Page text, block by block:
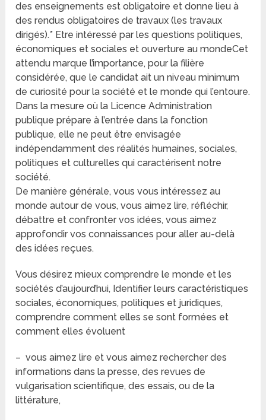
des enseignements est obligatoire et donne lieu à
des rendus obligatoires de travaux (les travaux
dirigés).* Etre intéressé par les questions politiques,
économiques et sociales et ouverture au mondeCet
attendu marque l’importance, pour la filière
considérée, que le candidat ait un niveau minimum
de curiosité pour la société et le monde qui l’entoure.
Dans la mesure où la Licence Administration
publique prépare à l’entrée dans la fonction
publique, elle ne peut être envisagée
indépendamment des réalités humaines, sociales,
politiques et culturelles qui caractérisent notre
société.
De manière générale, vous vous intéressez au
monde autour de vous, vous aimez lire, réfléchir,
débattre et confronter vos idées, vous aimez
approfondir vos connaissances pour aller au-delà
des idées reçues.
Vous désirez mieux comprendre le monde et les
sociétés d’aujourd’hui, Identifier leurs caractéristiques
sociales, économiques, politiques et juridiques,
comprendre comment elles se sont formées et
comment elles évoluent
– vous aimez lire et vous aimez rechercher des
informations dans la presse, des revues de
vulgarisation scientifique, des essais, ou de la
littérature,